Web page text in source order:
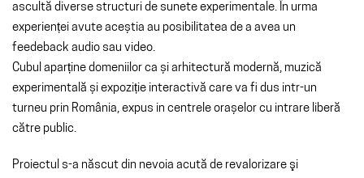
ascultă diverse structuri de sunete experimentale. În urma
experienței avute aceștia au posibilitatea de a avea un
feedeback audio sau video.
Cubul aparține domeniilor ca și arhitectură modernă, muzică
experimentală și expoziție interactivă care va fi dus intr-un
turneu prin România, expus in centrele orașelor cu intrare liberă
către public.
Proiectul s-a născut din nevoia acută de revalorizare şi